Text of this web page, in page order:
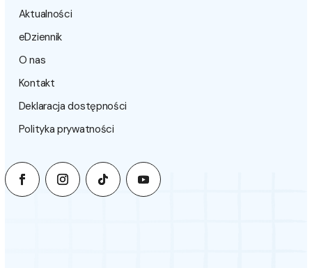
Aktualności
eDziennik
O nas
Kontakt
Deklaracja dostępności
Polityka prywatności